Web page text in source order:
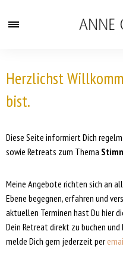
Herzlichst
bist.
Diese Seite informiert Dich
sowie Retreats zum Thema
Meine Angebote richten sich an
Ebene begegnen, erfahren und
aktuellen Terminen hast Du hier
Dein Retreat direkt zu buchen und
melde Dich gern jederzeit per